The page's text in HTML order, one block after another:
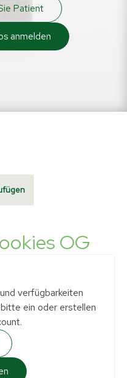
Patient
anmelden
OG
verfügbarkeiten
ein oder erstellen